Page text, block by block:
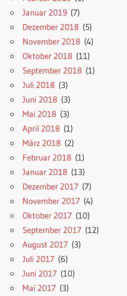
Januar 2019 (7)
Dezember 2018 (5)
November 2018 (4)
Oktober 2018 (11)
September 2018 (1)
Juli 2018 (3)
Juni 2018 (3)
Mai 2018 (3)
April 2018 (1)
März 2018 (2)
Februar 2018 (1)
Januar 2018 (13)
Dezember 2017 (7)
November 2017 (4)
Oktober 2017 (10)
September 2017 (12)
August 2017 (3)
Juli 2017 (6)
Juni 2017 (10)
Mai 2017 (3)